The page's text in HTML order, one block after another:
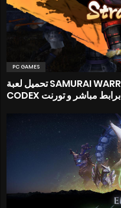
PC GAMES
تحميل لعبة SAMURAI WARRIORS Spirit of Sanada بكراك
CODEX برابط مباشر و تورنت